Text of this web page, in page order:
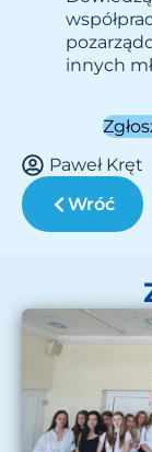
innych
Paweł Kręt
Wróć